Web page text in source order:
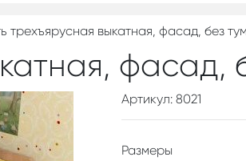
трехъярусная выкатная, фасад, без
фасад,
Артикул: 8021
Размеры